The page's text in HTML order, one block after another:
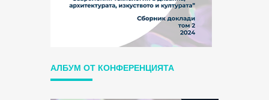
АЛБУМ ОТ КОНФЕРЕНЦИЯТА